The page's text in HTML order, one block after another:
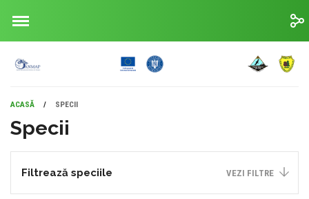
ACASĂ / SPECII
Specii
Filtrează speciile VEZI FILTRE